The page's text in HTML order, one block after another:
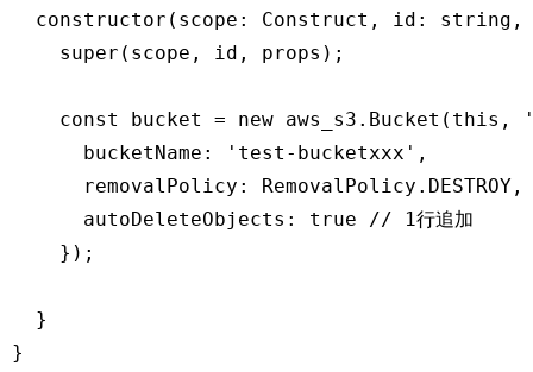
constructor(scope: Construct, id:
    super(scope, id, props);
const bucket = new aws_s3.Bucket(this,
      bucketName: 'test-bucketxxx',
      removalPolicy: RemovalPolicy.DESTROY,
      autoDeleteObjects: true // 1行追加
    });
  }
}